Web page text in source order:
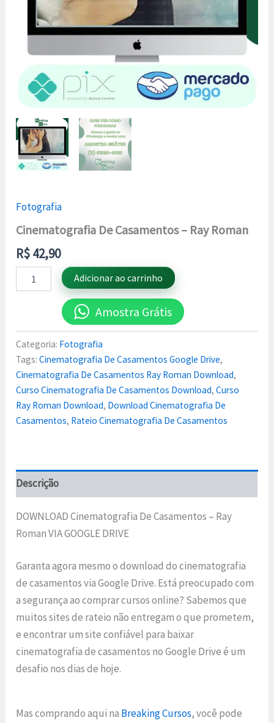
Fotografia
Cinematografia De Casamentos – Ray Roman
R$42,90
Adicionar ao carrinho
Amostra Grátis
Categoria: Fotografia
Tags:Cinematografia De Casamentos Google Drive,
Cinematografia De Casamentos Ray Roman Download,
Curso Cinematografia De Casamentos Download,Curso
Ray Roman Download, Download Cinematografia De
Casamentos, Rateio Cinematografia De Casamentos
Descrição
DOWNLOAD Cinematografia De Casamentos – Ray
Roman VIA GOOGLE DRIVE
Garanta agora mesmo o download do cinematografia
de casamentos via Google Drive. Está preocupado com
a segurança ao comprar cursos online? Sabemos que
muitos sites de rateio não entregam o que prometem,
e encontrar um site confiável para baixar
cinematografia de casamentos no Google Drive é um
desafio nos dias de hoje.
Mas comprando aqui na Breaking Cursos, você pode